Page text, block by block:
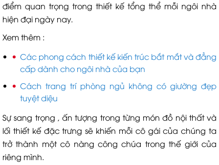
điểm quan trọng trong thiết kế tổng thể mỗi ngôi nhà
hiện đại ngày nay.
Xem thêm :
Các phong cách thiết kế kiến trúc bắt mắt và đẳng
cấp dành cho ngôi nhà của bạn
Cách trang trí phòng ngủ không có giường đẹp
tuyệt diệu
Sự sang trọng , ấn tượng trong từng món đồ nội thất và
lối thiết kế đặc trưng sẽ khiến mỗi cô gái của chúng ta
trở thành một cô nàng công chúa trong thế giới của
riêng mình.